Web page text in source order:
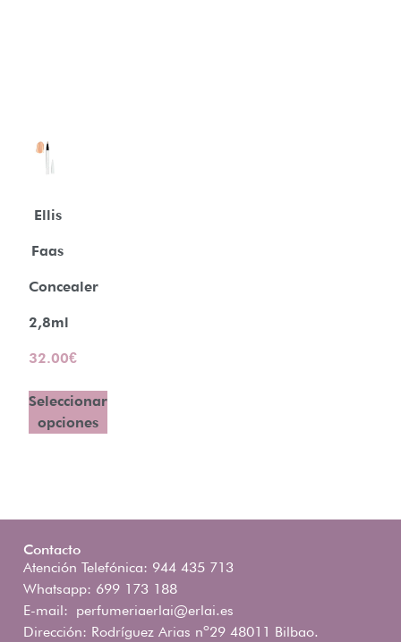
Ellis
Faas
Concealer
2,8ml
32.00€
Seleccionar
opciones
Contacto
Atención Telefónica: 944 435 713
Whatsapp: 699 173 188
E-mail: perfumeriaerlai@erlai.es
Dirección: Rodríguez Arias nº29 48011 Bilbao.